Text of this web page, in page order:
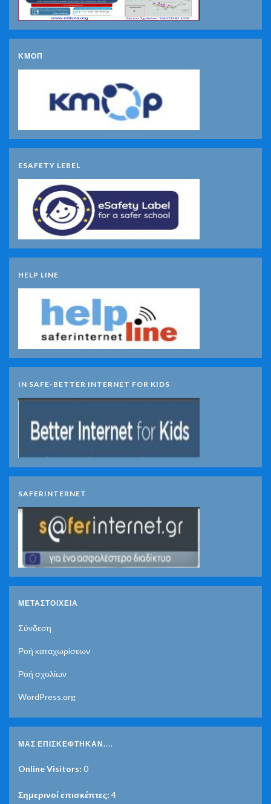
ΚΜΟΠ
ESAFETY LEBEL
HELP LINE
IN SAFE-BETTER INTERNET FOR KIDS
SAFERINTERNET
ΜΕΤΑΣΤΟΙΧΕΊΑ
Σύνδεση
Ροή καταχωρίσεων
Ροή σχολίων
WordPress.org
ΜΑΣ ΕΠΙΣΚΈΦΤΗΚΑΝ....
Online Visitors: 0
Σημερινοί επισκέπτες: 4